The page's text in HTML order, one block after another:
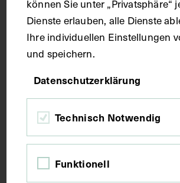
Technik
Fotografie
Maße
Seitenblatt 32,8 x 21 cm
Bildmaß 15 x 11,5 cm
können Sie unter „Privatsphäre“
Dienste erlauben, alle Dienste
Ihre individuellen Einstellungen
und speichern.
Datenschutzerklärung
Technisch Notwendig
Funktionell